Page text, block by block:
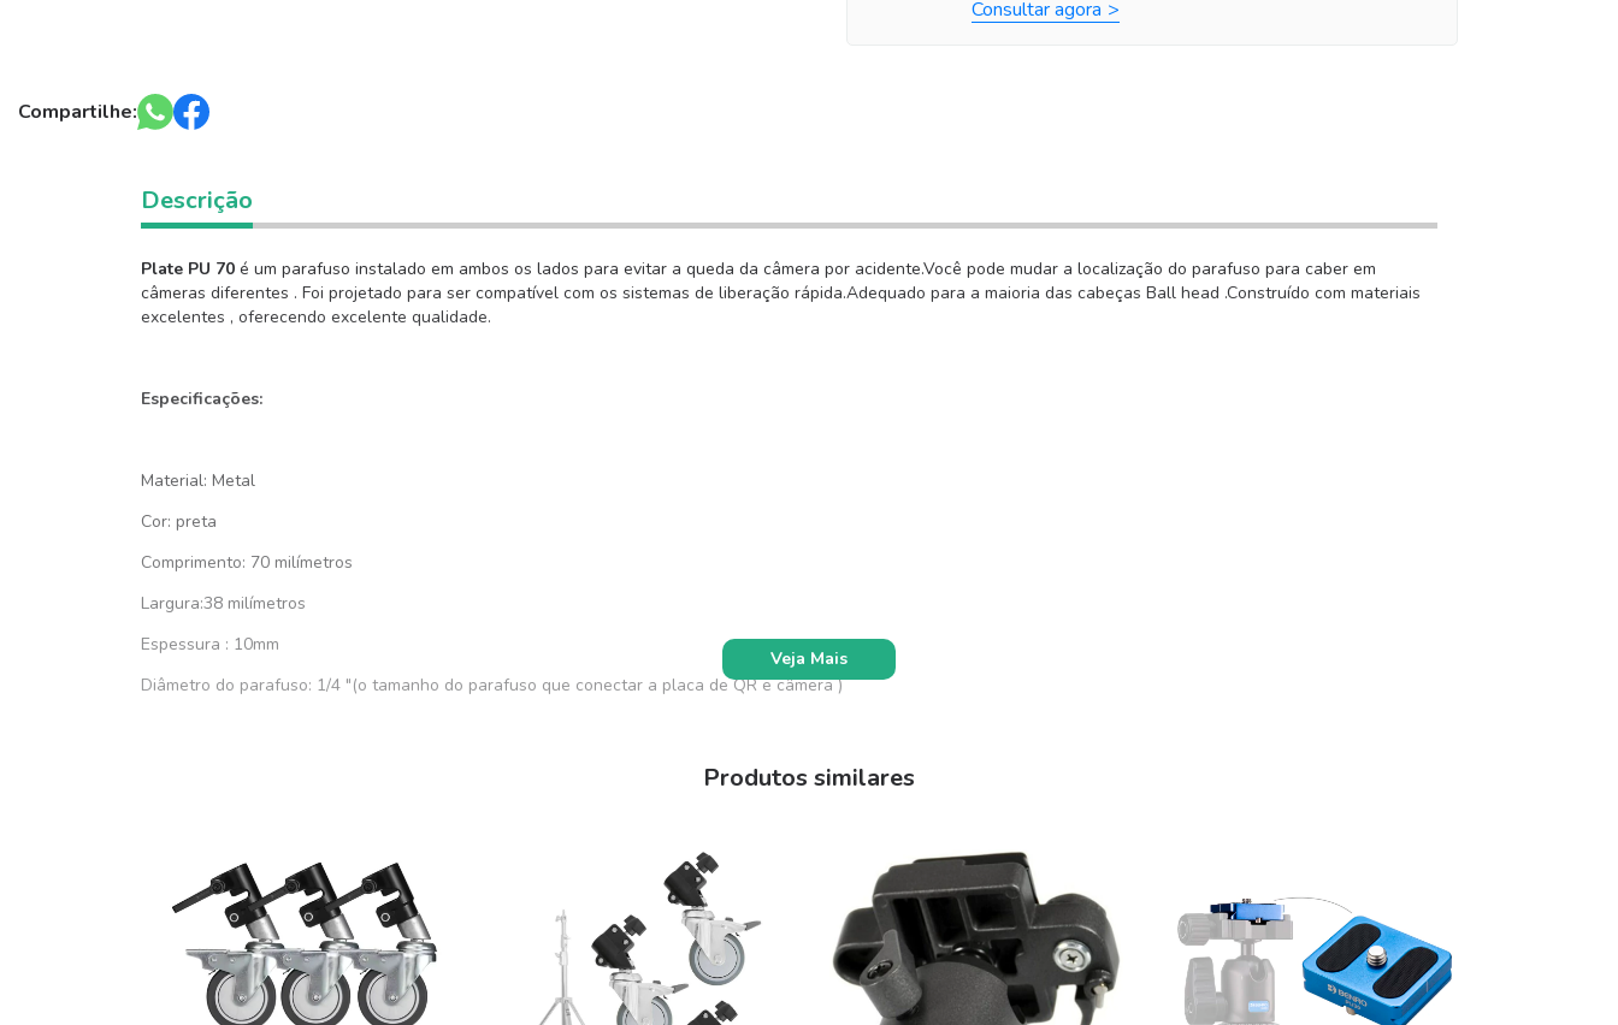
Consultar agora
Compartilhe:
Descrição
Plate PU 70 é um parafuso instalado em ambos os lados para evitar a queda da câmera por acidente.Você pode mudar a localização do parafuso para caber em
câmeras diferentes . Foi projetado para ser compatível com os sistemas de liberação rápida.Adequado para a maioria das cabeças Ball head .Construído com materiais
excelentes , oferecendo excelente qualidade.
Especificações:
Material: Metal
Cor: preta
Comprimento: 70 milímetros
Largura:38 milímetros
Espessura : 10mm
Diâmetro do parafuso: 1/4 "(o tamanho do parafuso que conectar a placa de QR e câmera )
01 Plate PU 70
01 Parafuso 1/4 para fixar sua câmera
Peso: 13 gramas
Veja Mais
Produtos similares